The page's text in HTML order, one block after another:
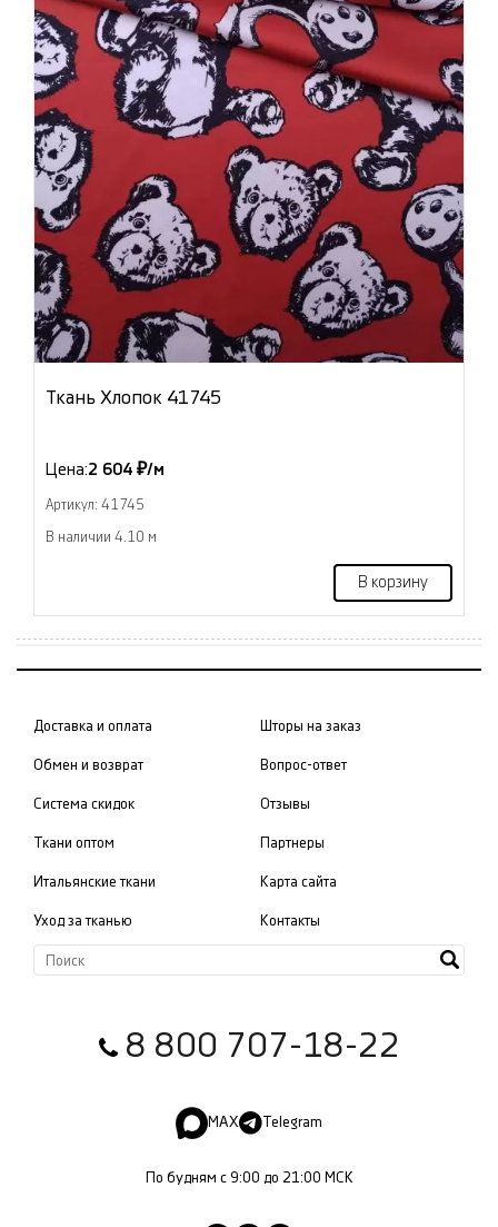
Ткань Хлопок 41745
Цена:2 604 ₽/м
Артикул: 41745
В наличии 4.10 м
В корзину
Доставка и оплата
Обмен и возврат
Система скидок
Ткани оптом
Итальянские ткани
Уход за тканью
Шторы на заказ
Вопрос-ответ
Отзывы
Партнеры
Карта сайта
Контакты
8 800 707-18-22
MAX Telegram
По будням с 9:00 до 21:00 МСК